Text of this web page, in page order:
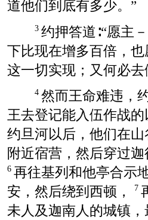
道他们到底有多少。”
3 约押答道∶“愿主
下比现在增多百倍，
这一切实现；又何必
4 然而王命难违，
王去登记能入伍作战的
约旦河以后，他们在
附近宿营，然后穿过迦
6 再往基列和他亭合示
安，然后绕到西顿，
7
未人及迦南人的城镇